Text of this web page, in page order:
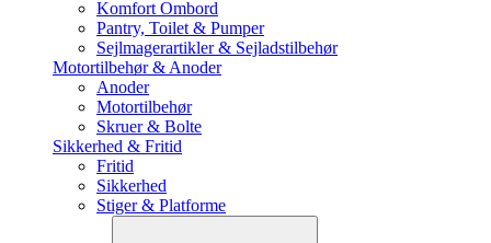
Komfort Ombord
Pantry, Toilet & Pumper
Sejlmagerartikler & Sejladstilbehør
Motortilbehør & Anoder
Anoder
Motortilbehør
Skruer & Bolte
Sikkerhed & Fritid
Fritid
Sikkerhed
Stiger & Platforme